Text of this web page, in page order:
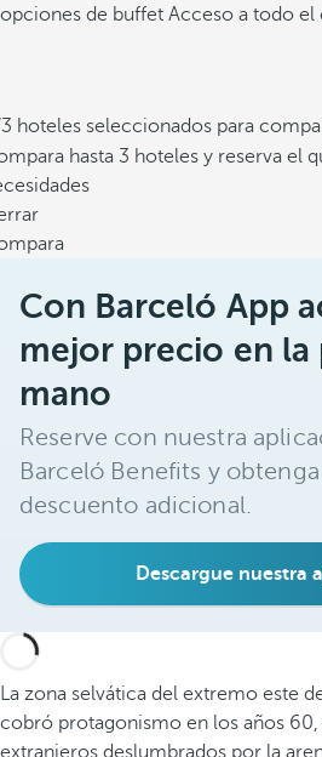
opciones de buffet Acceso a todo
hoteles seleccionados para
hasta 3 hoteles y reserva el
Con Barceló App
mejor precio en la
mano
Reserve con nuestra
Barceló Benefits y
descuento adicional.
Descargue nuestra
La zona selvática del extremo este
cobró protagonismo en los años
extranjeros deslumbrados por la